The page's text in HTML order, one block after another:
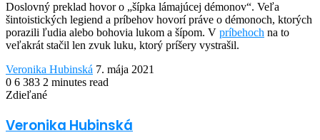
Doslovný preklad hovor o „šípka lámajúcej démonov“. Veľa
šintoistických legiend a príbehov hovorí práve o démonoch, ktorých
porazili ľudia alebo bohovia lukom a šípom. V príbehoch na to
veľakrát stačil len zvuk luku, ktorý príšery vystrašil.
Veronika Hubinská Send
an
7. mája 2021
0 6 383 2 minutes read
Facebook
Twitter
LinkedIn
Share
Email
Print
Zdieľané
via
Email
Veronika Hubinská